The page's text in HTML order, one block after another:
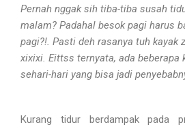
Pernah nggak sih tiba-tiba susah
malam? Padahal besok pagi harus
pagi?!. Pasti deh rasanya tuh kayak
xixixi. Eittss ternyata, ada beberapa
sehari-hari yang bisa jadi
Kurang tidur berdampak pada